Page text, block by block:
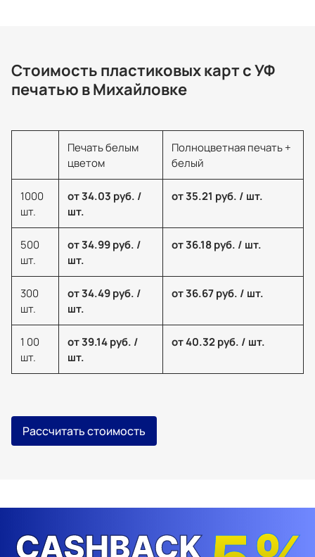
Стоимость пластиковых карт с УФ
печатью в Михайловке
Печать белым
цветом
Полноцветная печать +
белый
1000
шт.
от 34.03 руб. /
шт.
от 35.21 руб. / шт.
500
шт.
от 34.99 руб. /
шт.
от 36.18 руб. / шт.
300
шт.
от 34.49 руб. /
шт.
от 36.67 руб. / шт.
1 00
шт.
от 39.14 руб. /
шт.
от 40.32 руб. / шт.
Рассчитать стоимость